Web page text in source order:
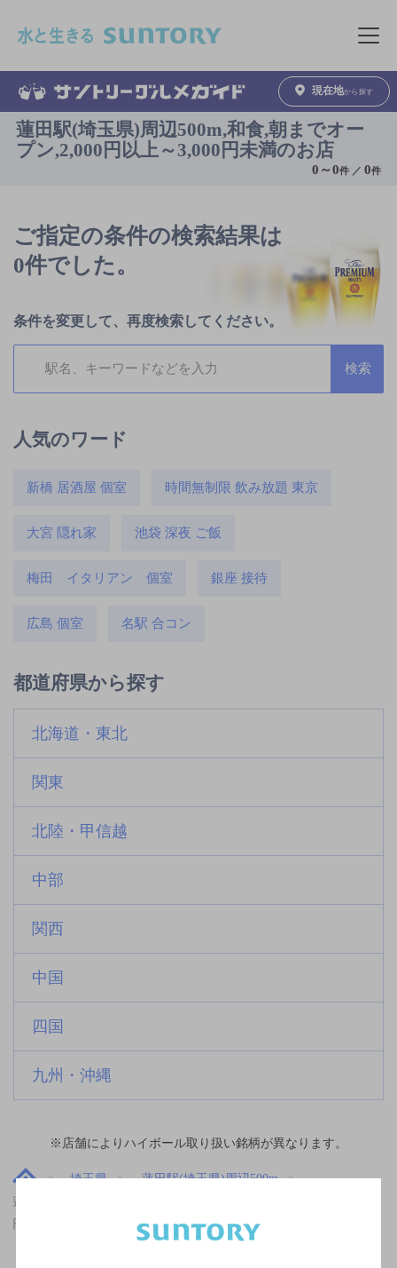
メニュ
現在地から探す
蓮田駅(埼玉県)周辺500m,和食,朝までオー
プン,2,000円以上～3,000円未満のお店
0 ～0件 ／0件
ご指定の条件の検索結果は
0件でした。
条件を変更して、再度検索してください。
人気のワード
新橋 居酒屋 個室 時間無制限 飲み放題 東京
大宮 隠れ家 池袋 深夜 ご飯
梅田 イタリアン 個室 銀座 接待
広島 個室 名駅 合コン
都道府県から探す
北海道・東北
関東
北陸・甲信越
中部
関西
中国
四国
九州・沖縄
※店舗によりハイボール取り扱い銘柄が異なります。
埼玉県
蓮田駅(埼玉県)周辺500m
蓮田駅(埼玉県)周辺500m,和食,朝までオープン,2,000円以上～3,000
円未満のお店